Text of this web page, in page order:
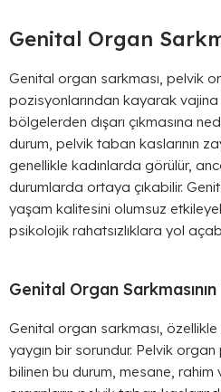
Genital Organ
Genital organ sarkması, pelvik
pozisyonlarından kayarak
bölgelerden dışarı çıkmasına
durum, pelvik taban kaslarının
genellikle kadınlarda görülür,
durumlarda ortaya çıkabilir.
yaşam kalitesini olumsuz
psikolojik rahatsızlıklara yol
Genital Organ Sarkmasının
Genital organ sarkması,
yaygın bir sorundur. Pelvik
bilinen bu durum, mesane, rahim